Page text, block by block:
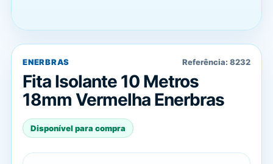
ENERBRAS Referência: 8232
Fita Isolante 10 Metros
18mm Vermelha Enerbras
Disponível para compra